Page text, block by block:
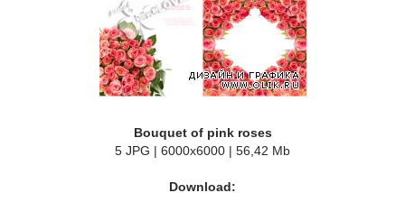
Bouquet of pink roses
5 JPG | 6000x6000 | 56,42 Mb
Download: